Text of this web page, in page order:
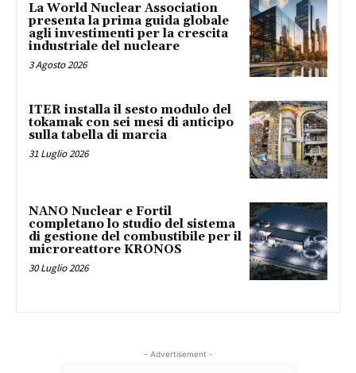
La World Nuclear Association
presenta la prima guida globale
agli investimenti per la crescita
industriale del nucleare
3 Agosto 2026
ITER installa il sesto modulo del
tokamak con sei mesi di anticipo
sulla tabella di marcia
31 Luglio 2026
NANO Nuclear e Fortil
completano lo studio del sistema
di gestione del combustibile per il
microreattore KRONOS
30 Luglio 2026
- Advertisement -